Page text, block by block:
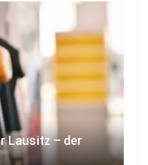
Lausitz – der